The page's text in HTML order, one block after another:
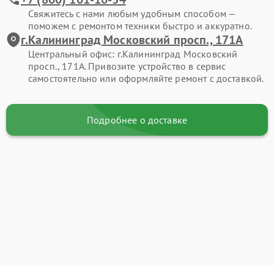
Свяжитесь с нами любым удобным способом —
поможем с ремонтом техники быстро и аккуратно.
г.Калининград Московский просп., 171А
Центральный офис: г.Калининград Московский
просп., 171А. Привозите устройство в сервис
самостоятельно или оформляйте ремонт с доставкой.
Подробнее о доставке